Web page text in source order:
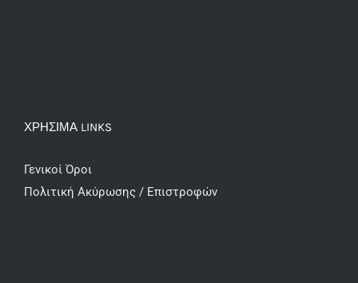
ΧΡΗΣΙΜΑ LINKS
Γενικοί Όροι
Πολιτική Ακύρωσης / Επιστροφών